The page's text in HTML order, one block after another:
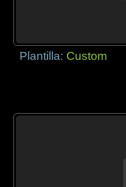
Plantilla: Custom